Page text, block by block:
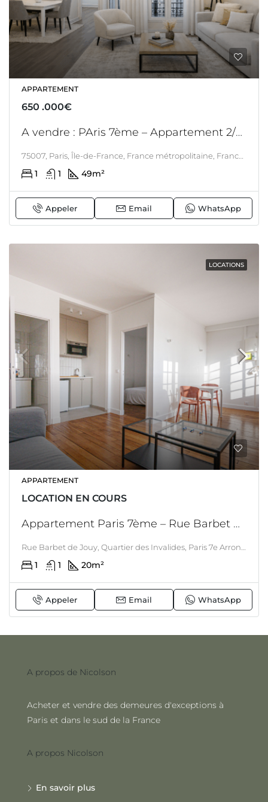
APPARTEMENT
650 .000€
A vendre : PAris 7ème – Appartement 2/3 pièces 49 M2 – Séjour + 1 chambre – Proximité immédiate du Champs de Mars.
1 1 49m²
Appeler Email WhatsApp
LOCATIONS
APPARTEMENT
LOCATION EN COURS
Appartement Paris 7ème – Rue Barbet de Jouy – 2 pièces refait à neuf – Dernier étage hôtel particulier – Etage de service – Ascenseur – meublé – Location en bail code civil
1 1 20m²
Appeler Email WhatsApp
A propos de Nicolson
Acheter et vendre des demeures d'exceptions à
Paris et dans le sud de la France
A propos Nicolson
En savoir plus